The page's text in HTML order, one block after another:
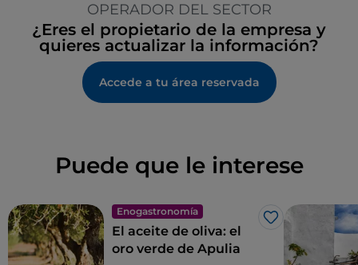
OPERADOR DEL SECTOR
¿Eres el propietario de la empresa y
quieres actualizar la información?
Accede a tu área reservada
Puede que le interese
Enogastronomía
Me gusta
El aceite de oliva: el
oro verde de Apulia